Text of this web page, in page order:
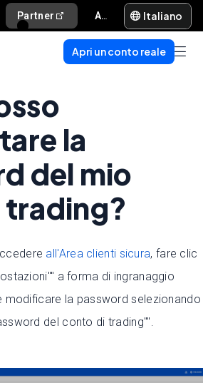
Partner Aiuto e supporto Italiano
Apri un conto reale
la
del mio
all'Area clienti sicura, fare clic
a forma di ingranaggio
la password selezionando
del conto di trading"".